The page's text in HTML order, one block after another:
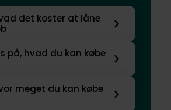
det koster at låne
på, hvad du kan købe
meget du kan købe